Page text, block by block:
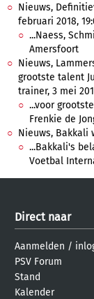
Nieuws,
februari 2018,
...Naess,
Amersfoort
Nieuws,
grootste talent
trainer, 3 mei
...voor
Frenkie de
Nieuws, Bakkali
...Bakkali's
Voetbal
Direct naar
Aanmelden /
PSV Forum
Stand
Kalender